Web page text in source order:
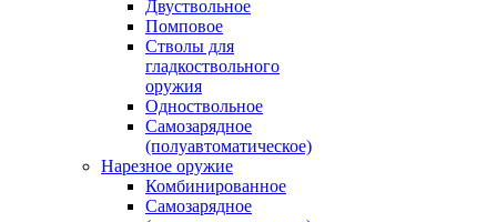
Двуствольное
Помповое
Стволы для
гладкоствольного
оружия
Одноствольное
Самозарядное
(полуавтоматическое)
Нарезное оружие
Комбинированное
Самозарядное